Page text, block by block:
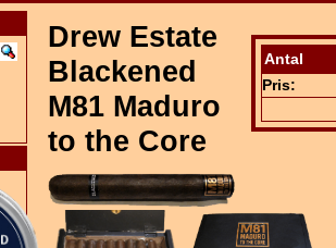
Antal
Pris:
Drew Estate
Blackened
M81 Maduro
to the Core